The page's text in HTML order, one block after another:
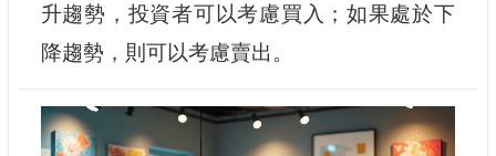
升趨勢，投資者可以考慮買入；如果處於下
降趨勢，則可以考慮賣出。